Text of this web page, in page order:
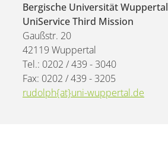
Bergische Universität Wuppertal
UniService Third Mission
Gaußstr. 20
42119 Wuppertal
Tel.: 0202 / 439 - 3040
Fax: 0202 / 439 - 3205
rudolph{at}uni-wuppertal.de